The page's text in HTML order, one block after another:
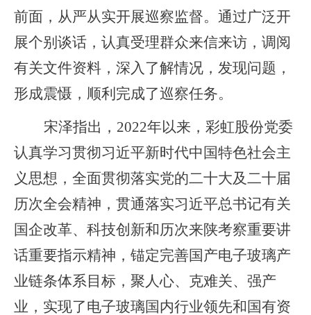
前面，从严从实开展巡察监督。通过广泛开
展个别谈话，认真受理群众来信来访，调阅
有关文件资料，深入了解情况，发现问题，
形成震慑，顺利完成了巡察任务。
宋泽指出， 2022年以来，彩虹股份党委
认真学习贯彻习近平新时代中国特色社会主
义思想，全面贯彻落实党的二十大及二十届
历次全会精神，贯通落实习近平总书记有关
国企改革、科技创新和历次来陕考察重要讲
话重要指示精神，锚定完善国产电子玻璃产
业链条体系目标，聚人心、克难关、强产
业，实现了电子玻璃国内行业领先和国有资